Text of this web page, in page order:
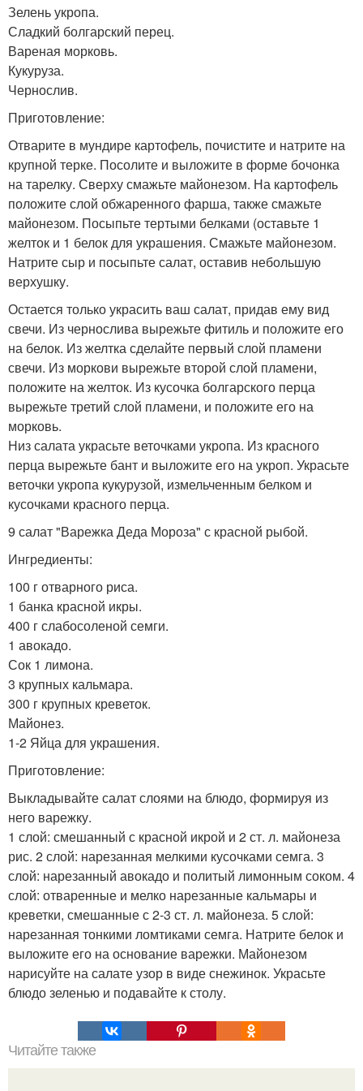
Зелень укропа.
Сладкий болгарский перец.
Вареная морковь.
Кукуруза.
Чернослив.
Приготовление:
Отварите в мундире картофель, почистите и натрите на
крупной терке. Посолите и выложите в форме бочонка
на тарелку. Сверху смажьте майонезом. На картофель
положите слой обжаренного фарша, также смажьте
майонезом. Посыпьте тертыми белками (оставьте 1
желток и 1 белок для украшения. Смажьте майонезом.
Натрите сыр и посыпьте салат, оставив небольшую
верхушку.
Остается только украсить ваш салат, придав ему вид
свечи. Из чернослива вырежьте фитиль и положите его
на белок. Из желтка сделайте первый слой пламени
свечи. Из моркови вырежьте второй слой пламени,
положите на желток. Из кусочка болгарского перца
вырежьте третий слой пламени, и положите его на
морковь.
Низ салата украсьте веточками укропа. Из красного
перца вырежьте бант и выложите его на укроп. Украсьте
веточки укропа кукурузой, измельченным белком и
кусочками красного перца.
9 салат "Варежка Деда Мороза" с красной рыбой.
Ингредиенты:
100 г отварного риса.
1 банка красной икры.
400 г слабосоленой семги.
1 авокадо.
Сок 1 лимона.
3 крупных кальмара.
300 г крупных креветок.
Майонез.
1-2 Яйца для украшения.
Приготовление:
Выкладывайте салат слоями на блюдо, формируя из
него варежку.
1 слой: смешанный с красной икрой и 2 ст. л. майонеза
рис. 2 слой: нарезанная мелкими кусочками семга. 3
слой: нарезанный авокадо и политый лимонным соком. 4
слой: отваренные и мелко нарезанные кальмары и
креветки, смешанные с 2-3 ст. л. майонеза. 5 слой:
нарезанная тонкими ломтиками семга. Натрите белок и
выложите его на основание варежки. Майонезом
нарисуйте на салате узор в виде снежинок. Украсьте
блюдо зеленью и подавайте к столу.
Читайте также